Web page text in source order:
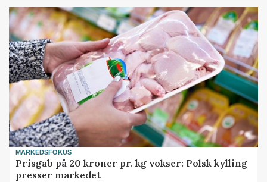
MARKEDSFOKUS
Prisgab på 20 kroner pr. kg vokser: Polsk kylling
presser markedet